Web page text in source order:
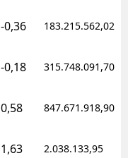
-0,36 183.215.562,02
-0,18 315.748.091,70
0,58 847.671.918,90
1,63 2.038.133,95